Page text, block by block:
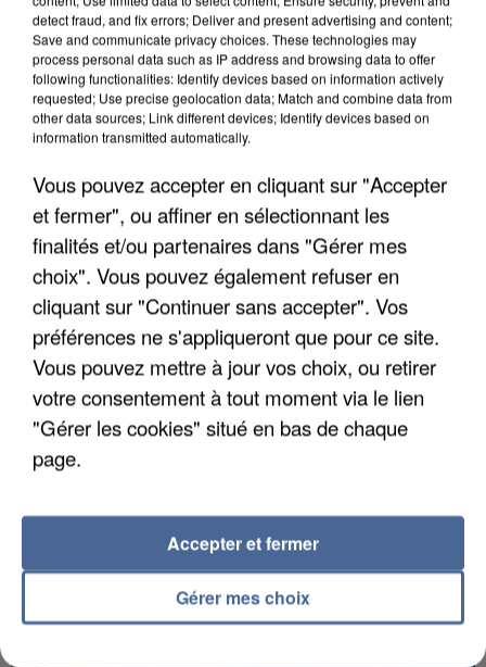
5 août 2026
L’un des fondateurs supposés de la DZ Mafia
interpellé en Algérie
Il est soupçonné d'y avoir mené ses opérations en
France.
detect fraud, and fix errors; Deliver and present advertising and content;
Save and communicate privacy choices. These technologies may
process personal data such as IP address and browsing data to offer
following functionalities: Identify devices based on information actively
requested; Use precise geolocation data; Match and combine data from
other data sources; Link different devices; Identify devices based on
information transmitted automatically.
Vous pouvez accepter en cliquant sur "Accepter
et fermer", ou affiner en sélectionnant les
finalités et/ou partenaires dans "Gérer mes
choix". Vous pouvez également refuser en
cliquant sur "Continuer sans accepter". Vos
préférences ne s'appliqueront que pour ce site.
Vous pouvez mettre à jour vos choix, ou retirer
votre consentement à tout moment via le lien
"Gérer les cookies" situé en bas de chaque
page.
Gérer mes choix
Accepter et fermer